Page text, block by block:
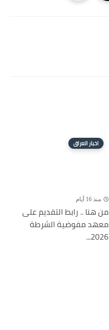
اخبار العراق
منذ 16 أيام
من هنا .. رابط التقديم على
معهد مفوضية الشرطة
2026...